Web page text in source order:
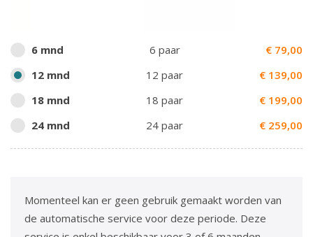
6 mnd 6 paar € 79,00
12 mnd
12 paar € 139,00
18 mnd
18 paar € 199,00
24 mnd
24 paar € 259,00
Momenteel kan er geen gebruik gemaakt worden van
de automatische service voor deze periode. Deze